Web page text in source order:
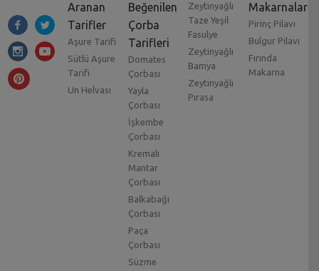
Aranan
Tarifler
Aşure Tarifi
Sütlü Aşure
Tarifi
Un Helvası
Beğenilen
Çorba
Tarifleri
Domates
Çorbası
Yayla
Çorbası
İşkembe
Çorbası
Kremalı
Mantar
Çorbası
Balkabağı
Çorbası
Paça
Çorbası
Süzme
Zeytinyağlı
Taze Yeşil
Fasulye
Zeytinyağlı
Bamya
Zeytinyağlı
Pırasa
Makarnalar
Pirinç Pilavı
Bulgur Pilavı
Fırında
Makarna